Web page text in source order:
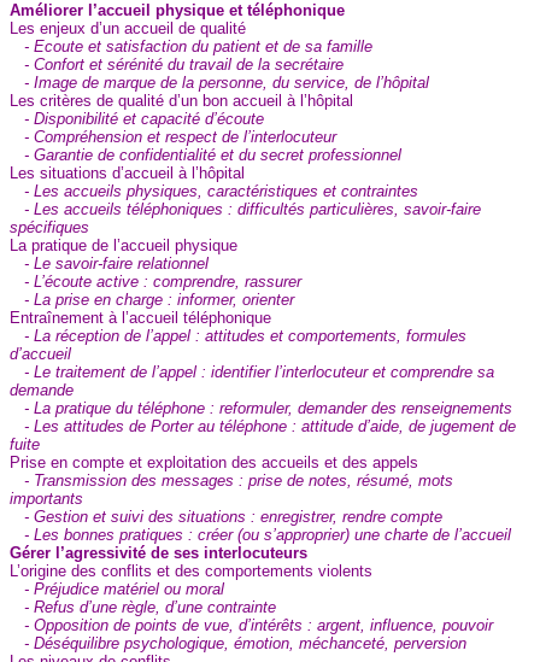
Améliorer l’accueil physique et téléphonique
Les enjeux d’un accueil de qualité
- Ecoute et satisfaction du patient et de sa famille
- Confort et sérénité du travail de la secrétaire
- Image de marque de la personne, du service, de l’hôpital
Les critères de qualité d’un bon accueil à l’hôpital
- Disponibilité et capacité d’écoute
- Compréhension et respect de l’interlocuteur
- Garantie de confidentialité et du secret professionnel
Les situations d’accueil à l’hôpital
- Les accueils physiques, caractéristiques et contraintes
- Les accueils téléphoniques : difficultés particulières, savoir-faire
spécifiques
La pratique de l’accueil physique
- Le savoir-faire relationnel
- L’écoute active : comprendre, rassurer
- La prise en charge : informer, orienter
Entraînement à l’accueil téléphonique
- La réception de l’appel : attitudes et comportements, formules
d’accueil
- Le traitement de l’appel : identifier l’interlocuteur et comprendre sa
demande
- La pratique du téléphone : reformuler, demander des renseignements
- Les attitudes de Porter au téléphone : attitude d’aide, de jugement de
fuite
Prise en compte et exploitation des accueils et des appels
- Transmission des messages : prise de notes, résumé, mots
importants
- Gestion et suivi des situations : enregistrer, rendre compte
- Les bonnes pratiques : créer (ou s’approprier) une charte de l’accueil
Gérer l’agressivité de ses interlocuteurs
L’origine des conflits et des comportements violents
- Préjudice matériel ou moral
- Refus d’une règle, d’une contrainte
- Opposition de points de vue, d’intérêts : argent, influence, pouvoir
- Déséquilibre psychologique, émotion, méchanceté, perversion